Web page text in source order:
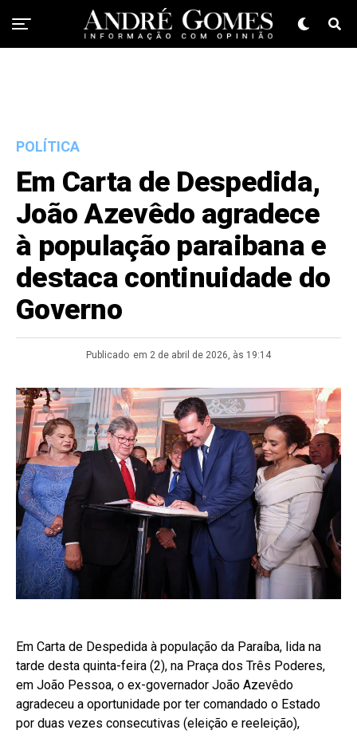
POLÍTICA
Em Carta de Despedida,
João Azevêdo agradece
à população paraibana e
destaca continuidade do
Governo
Publicado em 2 de abril de 2026, às 19:14
Em Carta de Despedida à população da Paraíba, lida na
tarde desta quinta-feira (2), na Praça dos Três Poderes,
em João Pessoa, o ex-governador João Azevêdo
agradeceu a oportunidade por ter comandado o Estado
por duas vezes consecutivas (eleição e reeleição),